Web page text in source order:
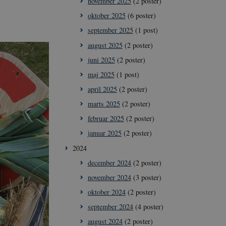
oktober 2025 (6 poster)
september 2025 (1 post)
august 2025 (2 poster)
juni 2025 (2 poster)
maj 2025 (1 post)
april 2025 (2 poster)
marts 2025 (2 poster)
februar 2025 (2 poster)
januar 2025 (2 poster)
2024
december 2024(2 poster)
november 2024(3 poster)
oktober 2024(2 poster)
september 2024(4 poster)
august 2024(2 poster)